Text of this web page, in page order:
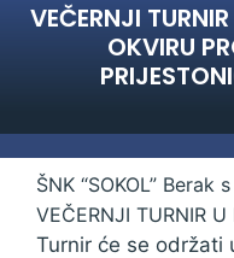
VEČERNJI
OKVIRU
ŠNK “SOKOL”
VEČERNJI TURNIR
Turnir će se održati